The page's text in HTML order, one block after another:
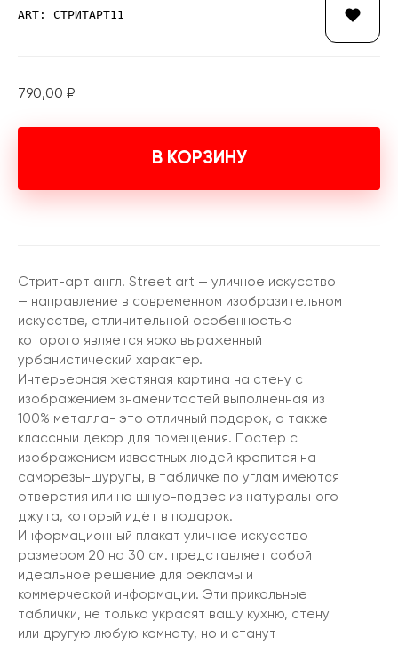
ART: СТРИТАРТ11
790,00 ₽
В КОРЗИНУ
Стрит-арт англ. Street art — уличное искусство
— направление в современном изобразительном
искусстве, отличительной особенностью
которого является ярко выраженный
урбанистический характер.
Интерьерная жестяная картина на стену с
изображением знаменитостей выполненная из
100% металла- это отличный подарок, а также
классный декор для помещения. Постер с
изображением известных людей крепится на
саморезы-шурупы, в табличке по углам имеются
отверстия или на шнур-подвес из натурального
джута, который идёт в подарок.
Информационный плакат уличное искусство
размером 20 на 30 см. представляет собой
идеальное решение для рекламы и
коммерческой информации. Эти прикольные
таблички, не только украсят вашу кухню, стену
или другую любую комнату, но и станут